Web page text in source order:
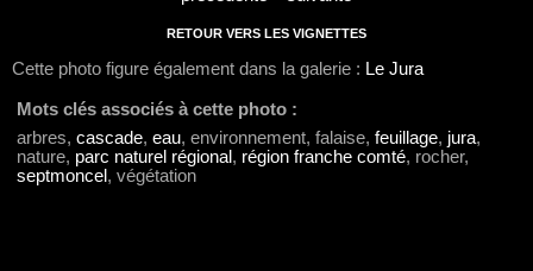
RETOUR VERS LES VIGNETTES
Cette photo figure également dans la galerie : Le Jura
Mots clés associés à cette photo :
arbres, cascade, eau, environnement, falaise, feuillage, jura,
nature, parc naturel régional, région franche comté, rocher,
septmoncel , végétation